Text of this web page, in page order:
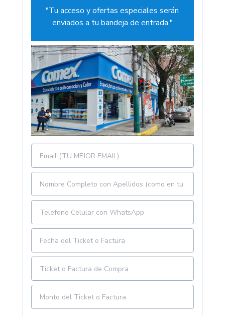
"Tu acceso y ofertas especiales serán
enviados a tu bandeja de entrada."